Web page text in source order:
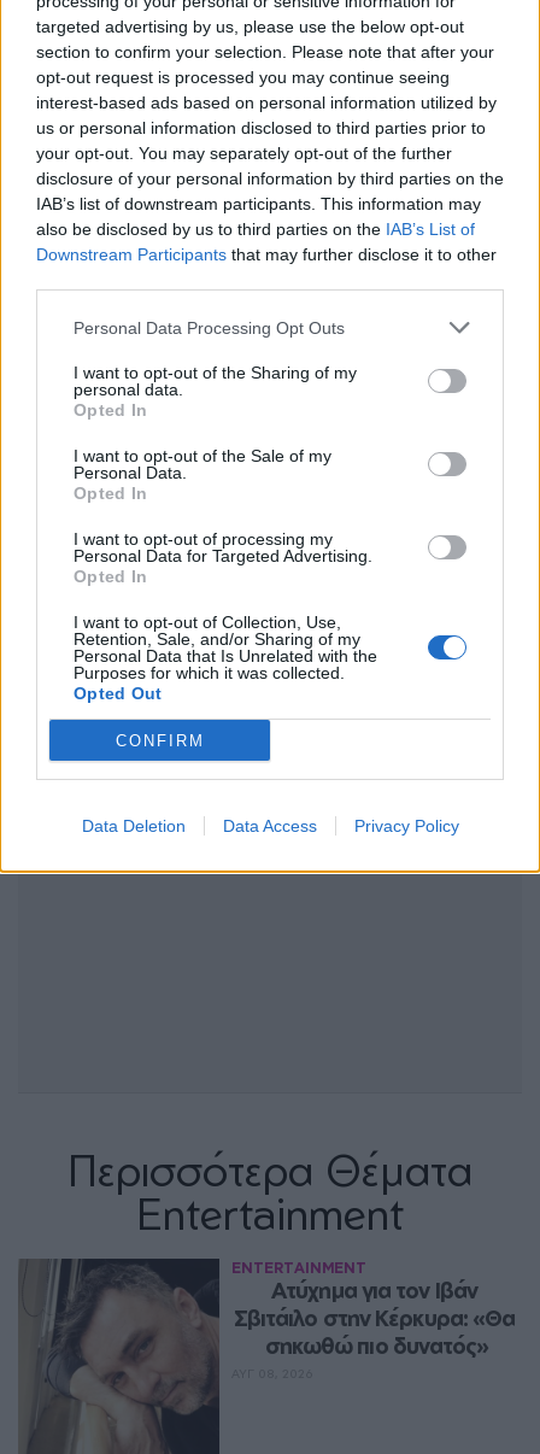
targeted advertising by us, please use the below opt-out
section to confirm your selection. Please note that after your
opt-out request is processed you may continue seeing
interest-based ads based on personal information utilized by
us or personal information disclosed to third parties prior to
your opt-out. You may separately opt-out of the further
disclosure of your personal information by third parties on the
IAB’s list of downstream participants. This information may
also be disclosed by us to third parties on the IAB’s List of
Downstream Participants that may further disclose it to other
Personal Data Processing Opt Outs
I want to opt-out of the Sharing of my
personal data.
Opted In
I want to opt-out of the Sale of my
Personal Data.
Opted In
I want to opt-out of processing my
Personal Data for Targeted Advertising.
Opted In
I want to opt-out of Collection, Use,
Retention, Sale, and/or Sharing of my
Personal Data that Is Unrelated with the
Purposes for which it was collected.
Opted Out
CONFIRM
Data Deletion Data Access Privacy Policy
Ακολουθήστε το Pink.gr στοGoogle News
και
μάθετε πρώτοι
τα πιο hot νέα
Ακολουθήστε το Pink.gr και στο
Περισσότερα Θέματα
Entertainment
ENTERTAINMENT
Ατύχημα για τον Ιβάν
Σβιτάιλο στην Κέρκυρα: «Θα
σηκωθώ πιο δυνατός»